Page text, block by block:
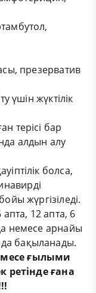
презерватив
үшін жүктілік
терісі бар
алдын алу
болса,
жүргізіледі.
апта, 12 апта, 6
немесе арнайы
бақыланады.
ғылыми
ретінде ғана